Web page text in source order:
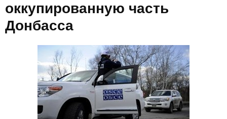
оккупированную часть
Донбасса